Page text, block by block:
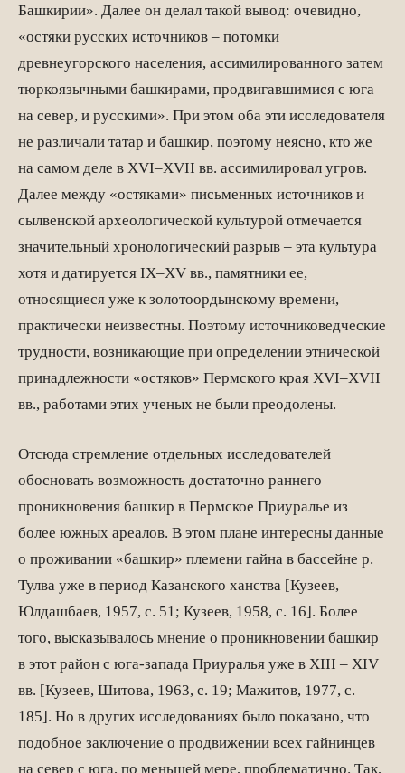
Башкирии». Далее он делал такой вывод: очевидно,
«остяки русских источников – потомки
древнеугорского населения, ассимилированного затем
тюркоязычными башкирами, продвигавшимися с юга
на север, и русскими». При этом оба эти исследователя
не различали татар и башкир, поэтому неясно, кто же
на самом деле в XVI–XVII вв. ассимилировал угров.
Далее между «остяками» письменных источников и
сылвенской археологической культурой отмечается
значительный хронологический разрыв – эта культура
хотя и датируется IX–XV вв., памятники ее,
относящиеся уже к золотоордынскому времени,
практически неизвестны. Поэтому источниковедческие
трудности, возникающие при определении этнической
принадлежности «остяков» Пермского края XVI–XVII
вв., работами этих ученых не были преодолены.
Отсюда стремление отдельных исследователей
обосновать возможность достаточно раннего
проникновения башкир в Пермское Приуралье из
более южных ареалов. В этом плане интересны данные
о проживании «башкир» племени гайна в бассейне р.
Тулва уже в период Казанского ханства [Кузеев,
Юлдашбаев, 1957, с. 51; Кузеев, 1958, с. 16]. Более
того, высказывалось мнение о проникновении башкир
в этот район с юга-запада Приуралья уже в XIII – XIV
вв. [Кузеев, Шитова, 1963, с. 19; Мажитов, 1977, с.
185]. Но в других исследованиях было показано, что
подобное заключение о продвижении всех гайнинцев
на север с юга, по меньшей мере, проблематично. Так,